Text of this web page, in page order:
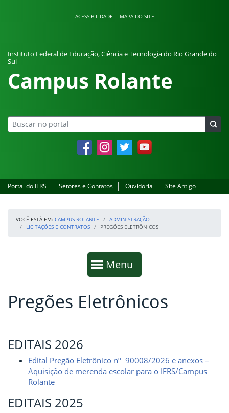
ACESSIBILIDADE MAPA DO SITE
Instituto Federal de Educação, Ciência e Tecnologia do Rio Grande do
Sul
Campus Rolante
FacebookInstagramTwitter YouTube
Portal do IFRS Setores e Contatos Ouvidoria Site Antigo
VOCÊ ESTÁ EM: CAMPUS ROLANTE
ADMINISTRAÇÃO
LICITAÇÕES E CONTRATOS
PREGÕES ELETRÔNICOS
Mostrar
Menu
Fim da navegação
Início do conteúdo
Pregões Eletrônicos
EDITAIS 2026
Edital Pregão Eletrônico nº 90008/2026 e anexos –
Aquisição de merenda escolar para o IFRS/Campus
Rolante
EDITAIS 2025